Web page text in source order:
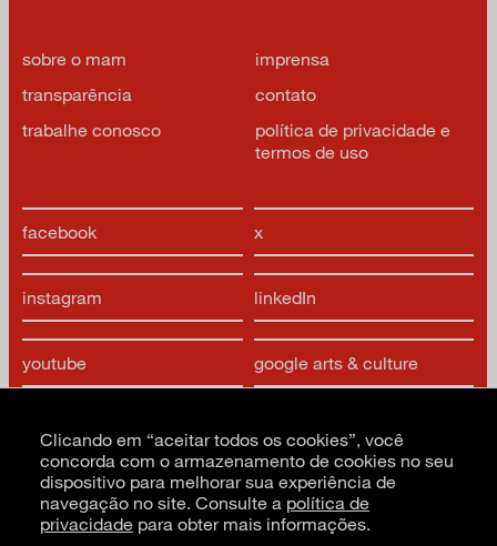
facebook x
instagram linkedIn
youtube google arts & culture
sobre o mam
imprensa
transparência
contato
trabalhe conosco
política de privacidade e
termos de uso
CNPJ: 62.520.218/0001-24
Clicando em “aceitar todos os cookies”, você
concorda com o armazenamento de cookies no seu
dispositivo para melhorar sua experiência de
navegação no site. Consulte a política de
privacidade para obter mais informações.